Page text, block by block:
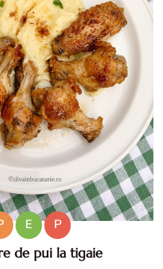
E
P
de pui la tigaie